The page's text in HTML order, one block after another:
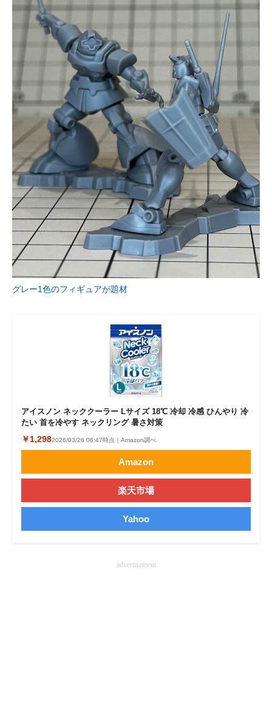
ビジネスと働き方のヒント
AI活用のいまが分かる
企業ITのトレンドを詳説
経営リーダーのコミュニティ
マーケ×ITの今がよく分かる
ITエンジニア向け専門サイト
企業向けIT製品の総合サイト
IT製品の技術・比較・事例
製造業のIT導入・活用を支援
モノづくり技術者専門サイト
エレクトロニクス専門サイト
電子設計の基本と応用
建設×テクノロジーの最前線
ちょっと気になるネットの話題
グレー1色のフィギュアが題材
アイスノン ネッククーラー Lサイズ 18℃ 冷却 冷感 ひんやり 冷
たい 首を冷やす ネックリング 暑さ対策
￥1,2982026/03/26 06:47時点｜Amazon調べ
Amazon
楽天市場
Yahoo
advertisement